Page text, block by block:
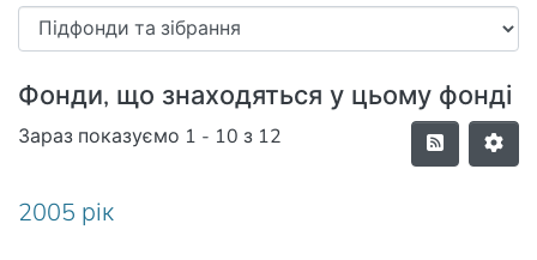
Фонди, що знаходяться у цьому фонді
Зараз показуємо 1 - 10 з 12
2005 рік